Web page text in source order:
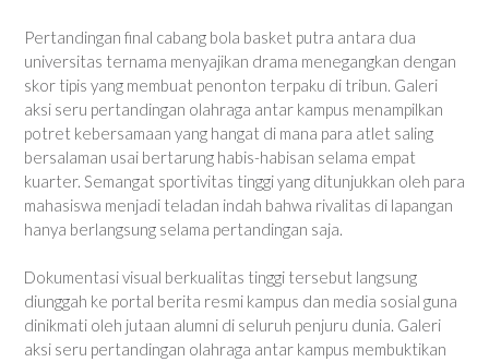
Pertandingan final cabang bola basket putra antara dua
universitas ternama menyajikan drama menegangkan dengan
skor tipis yang membuat penonton terpaku di tribun. Galeri
aksi seru pertandingan olahraga antar kampus menampilkan
potret kebersamaan yang hangat di mana para atlet saling
bersalaman usai bertarung habis-habisan selama empat
kuarter. Semangat sportivitas tinggi yang ditunjukkan oleh para
mahasiswa menjadi teladan indah bahwa rivalitas di lapangan
hanya berlangsung selama pertandingan saja.
Dokumentasi visual berkualitas tinggi tersebut langsung
diunggah ke portal berita resmi kampus dan media sosial guna
dinikmati oleh jutaan alumni di seluruh penjuru dunia. Galeri
aksi seru pertandingan olahraga antar kampus membuktikan